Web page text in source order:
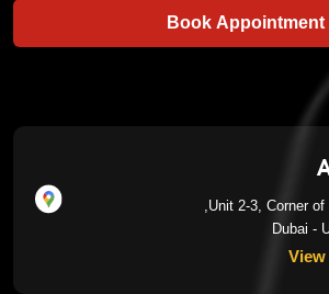
Book Appointment
Unit 2-3, Corner
Dubai -